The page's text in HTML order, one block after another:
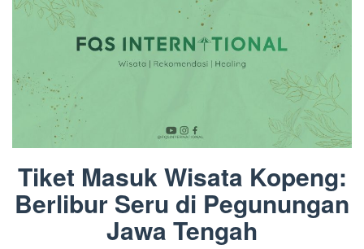
Tiket Masuk Wisata Kopeng:
Berlibur Seru di Pegunungan
Jawa Tengah